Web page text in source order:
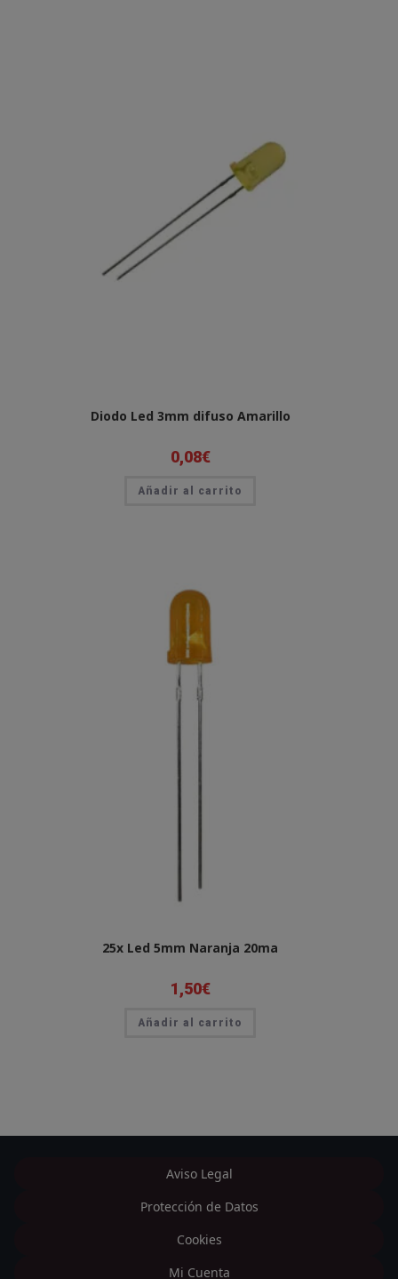
Diodo Led 3mm difuso Amarillo
0,08€
Añadir al carrito
25x Led 5mm Naranja 20ma
1,50€
Añadir al carrito
Aviso Legal
Protección de Datos
Cookies
Mi Cuenta